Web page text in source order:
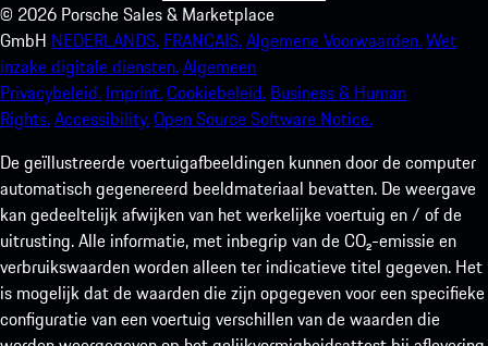
© 2026 Porsche Sales & Marketplace
GmbH NEDERLANDS. FRANCAIS.Algemene Voorwaarden.Wet
inzake digitale diensten.Algemeen
Privacybeleid. Imprint.Cookiebeleid. Business & Human
Rights.Accessibility.Open Source Software Notice.
De geïllustreerde voertuigafbeeldingen kunnen door de computer
automatisch gegenereerd beeldmateriaal bevatten. De weergave
kan gedeeltelijk afwijken van het werkelijke voertuig en / of de
uitrusting. Alle informatie, met inbegrip van de CO₂-emissie en
verbruikswaarden worden alleen ter indicatieve titel gegeven. Het
is mogelijk dat de waarden die zijn opgegeven voor een specifieke
configuratie van een voertuig verschillen van de waarden die